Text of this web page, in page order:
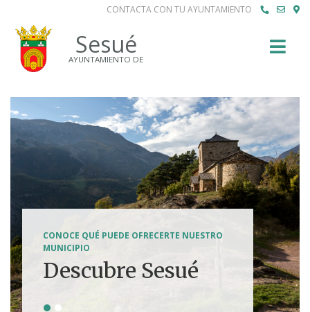
CONTACTA CON TU AYUNTAMIENTO
Sesué
AYUNTAMIENTO DE
CONOCE QUÉ PUEDE OFRECERTE NUESTRO
MUNICIPIO
Descubre Sesué
Tierra de
aventuras